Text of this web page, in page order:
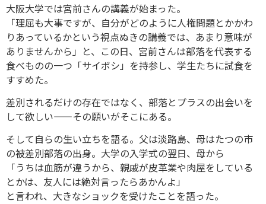
大阪大学では宮前さんの講義が始まった。
「理屈も大事ですが、自分がどのように人権問題とかかわ
りあっているかという視点ぬきの講義では、あまり意味が
ありませんから」と、この日、宮前さんは部落を代表する
食べものの一つ「サイボシ」を持参し、学生たちに試食を
すすめた。
差別されるだけの存在ではなく、部落とプラスの出会いを
して欲しい——その願いがそこにある。
そして自らの生い立ちを語る。父は淡路島、母はたつの市
の被差別部落の出身。大学の入学式の翌日、母から
「うちは血筋が違うから、親戚が皮革業や肉屋をしている
とかは、友人には絶対言ったらあかんよ」
と言われ、大きなショックを受けたことを語った。